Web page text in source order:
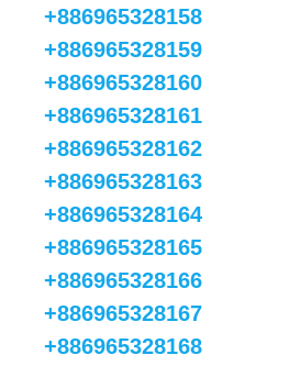
+886965328158
+886965328159
+886965328160
+886965328161
+886965328162
+886965328163
+886965328164
+886965328165
+886965328166
+886965328167
+886965328168